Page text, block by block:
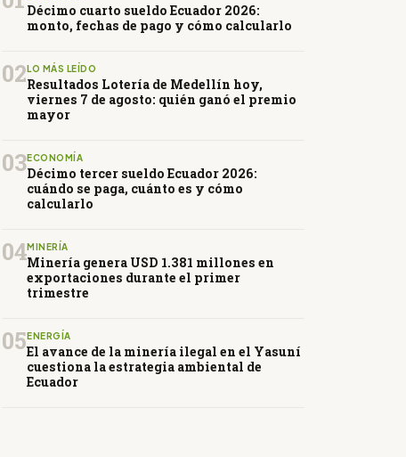
Décimo cuarto sueldo Ecuador 2026:
monto, fechas de pago y cómo calcularlo
02 LO MÁS LEÍDO
Resultados Lotería de Medellín hoy,
viernes 7 de agosto: quién ganó el premio
mayor
03ECONOMÍA
Décimo tercer sueldo Ecuador 2026:
cuándo se paga, cuánto es y cómo
calcularlo
04MINERÍA
Minería genera USD 1.381 millones en
exportaciones durante el primer
trimestre
05 ENERGÍA
El avance de la minería ilegal en el Yasuní
cuestiona la estrategia ambiental de
Ecuador